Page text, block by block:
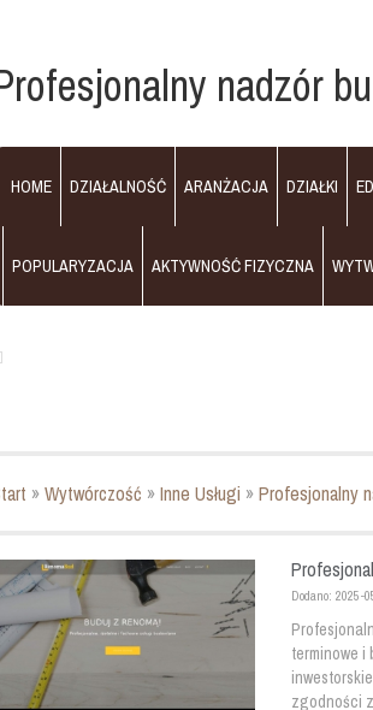
nadzór
HOME DZIAŁALNOŚĆ ARANŻACJA DZIAŁKI
POPULARYZACJA AKTYWNOŚĆ FIZYCZNA
»Wytwórczość »Inne Usługi »Profesjonalny
Dodano: 2025-
terminowe
zgodności